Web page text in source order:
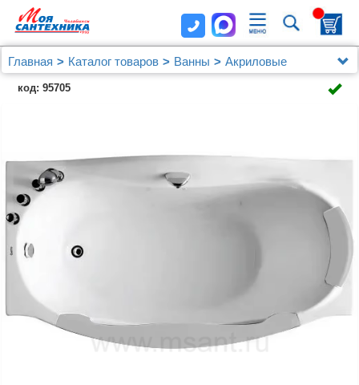
Главная Каталог товаров Ванны
Акриловые
Угловые асимметричные ванны
Акриловая ванна Gemy G9072 C L 170x90
код: 95705